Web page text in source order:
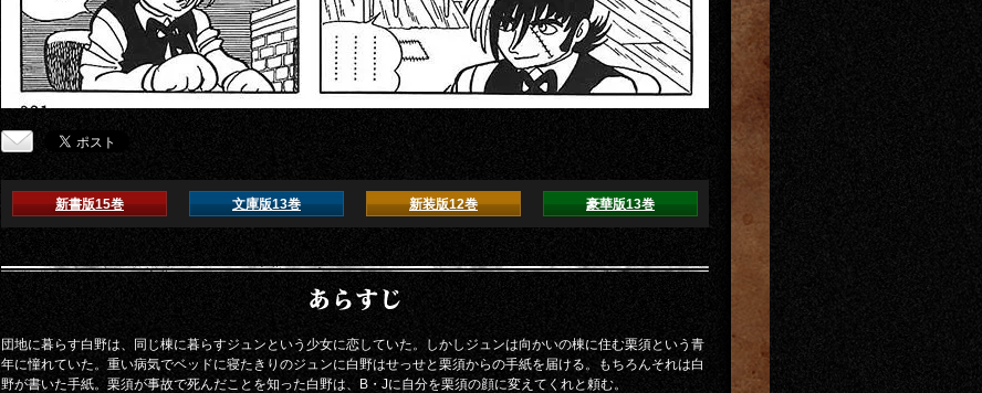
新書版15巻 文庫版13巻 新装版12巻 豪華版13巻
あらすじ
団地に暮らす白野は、同じ棟に暮らすジュンという少女に恋していた。しかしジュンは向かいの棟に住む栗須という青
年に憧れていた。重い病気でベッドに寝たきりのジュンに白野はせっせと栗須からの手紙を届ける。もちろんそれは白
野が書いた手紙。栗須が事故で死んだことを知った白野は、B・Jに自分を栗須の顔に変えてくれと頼む。